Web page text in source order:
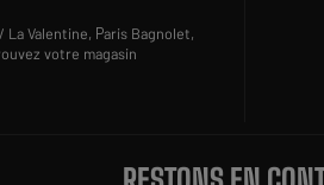
La Valentine, Paris Bagnolet,
votre magasin